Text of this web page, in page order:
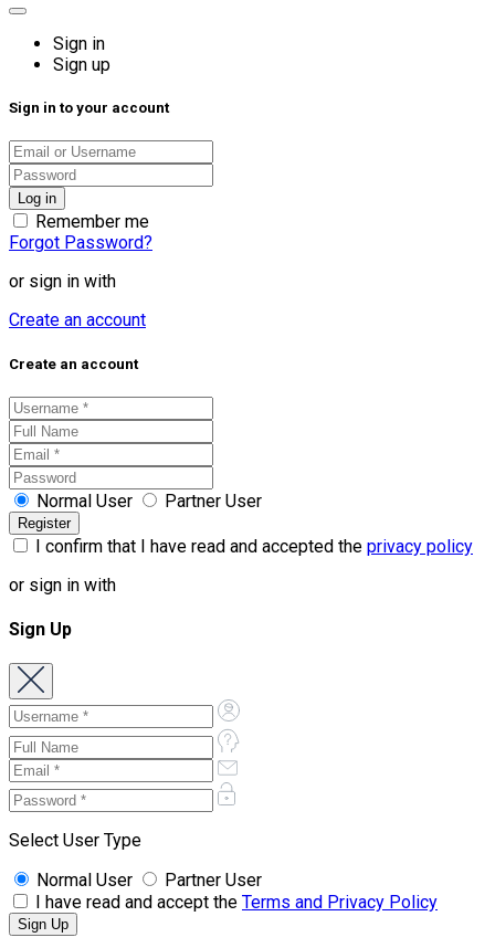
Sign in
Sign up
Sign in to your account
Remember me
Forgot Password?
or sign in with
Create an account
Create an account
Normal User Partner User
I confirm that I have read and accepted the privacy policy
or sign in with
Sign Up
Select User Type
Normal User
Partner User
I have read and accept the Terms and Privacy Policy